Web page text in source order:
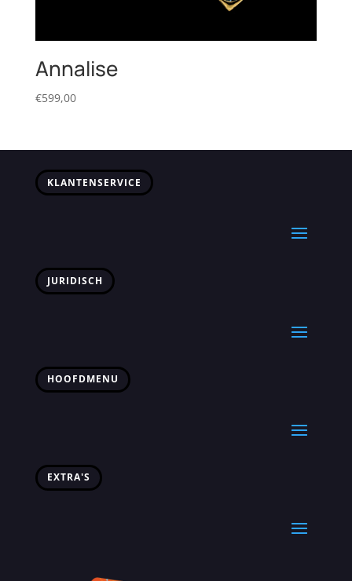
Annalise
€599,00
KLANTENSERVICE
JURIDISCH
HOOFDMENU
EXTRA'S